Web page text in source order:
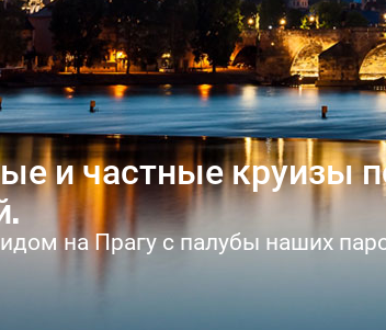
и частные круизы
на Прагу с палубы наших